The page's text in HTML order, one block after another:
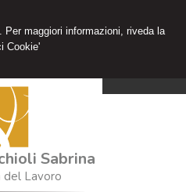
maggiori informazioni, riveda la
Cookie'
Sabrina
del Lavoro